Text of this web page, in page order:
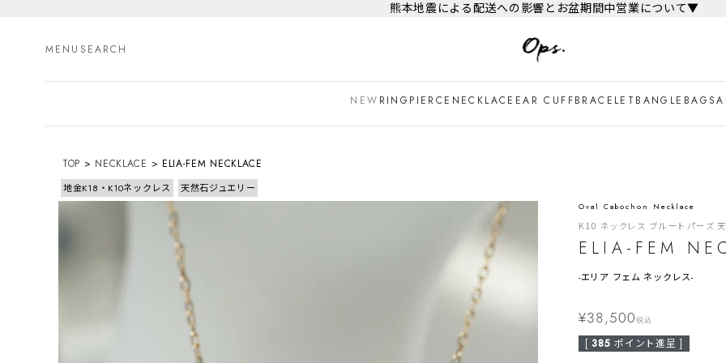
熊本地震による配送への影響とお盆期間中営業について▼
MENU SEARCH
NEW RING PIERCE NECKLACE EAR CUFFBRACELET BANGLE BAG
TOP NECKLACE ELIA-FEM NECKLACE
地金K18・K10ネックレス 天然石ジュエリー
Oval Cabochon Necklace
K10 ネックレス ブルートパーズ
ELIA-FEM
-エリア フェム ネックレス-
¥38,500税込
[ 385 ポイント進呈 ]